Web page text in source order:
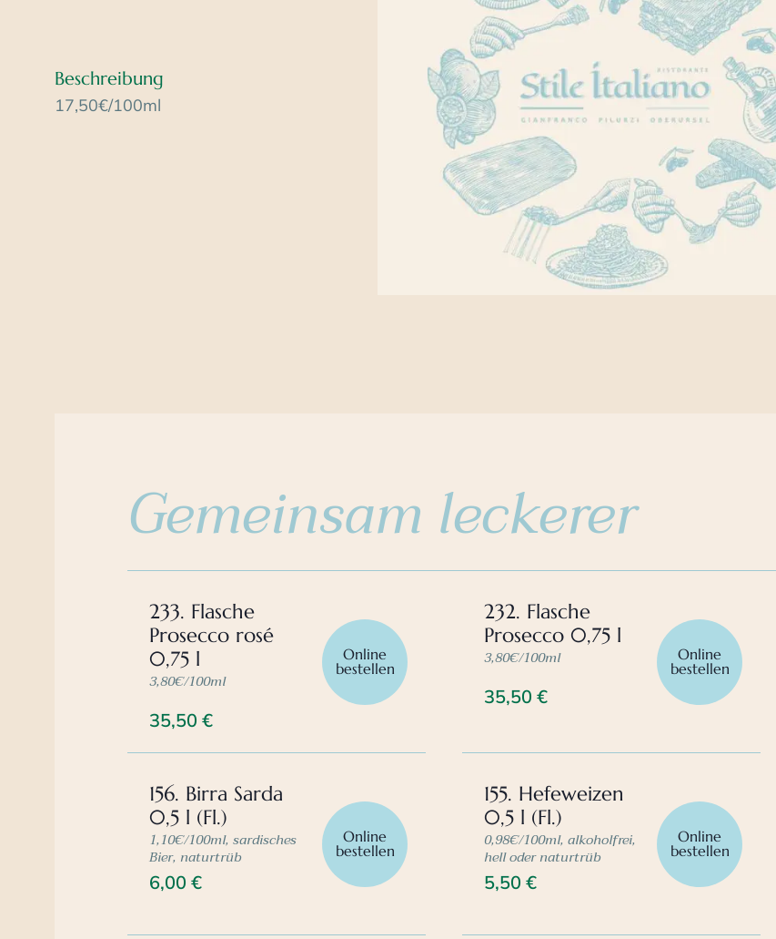
Beschreibung
17,50€/100ml
Gemeinsam leckerer
233. Flasche
Prosecco rosé
0,75 l
35,50 €
3,80€/100ml
Online
bestellen
232. Flasche
Prosecco 0,75 l
35,50 €
3,80€/100ml
Online
bestellen
156. Birra Sarda
0,5 l (Fl.)
6,00 €
1,10€/100ml, sardisches
Bier, naturtrüb
Online
bestellen
155. Hefeweizen
0,5 l (Fl.)
5,50 €
0,98€/100ml, alkoholfrei,
hell oder naturtrüb
Online
bestellen